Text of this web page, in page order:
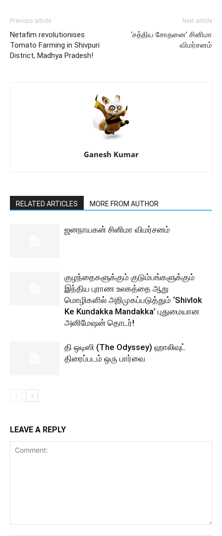
Previous article
Netafim revolutionises
Tomato Farming in Shivpuri
District, Madhya Pradesh!
Next article
‘சத்திய சோதனை’ சினிமா
விமர்சனம்
Ganesh Kumar
RELATED ARTICLES MORE FROM AUTHOR
ஜனநாயகன் சினிமா விமர்சனம்
குழந்தைகளுக்கும் குடும்பங்களுக்கும்
இந்திய புராண உலகத்தை ஆறு
மொழிகளில் அறிமுகப்படுத்தும் ‘Shivlok
Ke Kundakka Mandakka’ புதுமையான
அனிமேஷன் தொடர்!
தி ஒடிஸி (The Odyssey) ஹாலிவுட்
திரைப்படம் ஒரு பார்வை
LEAVE A REPLY